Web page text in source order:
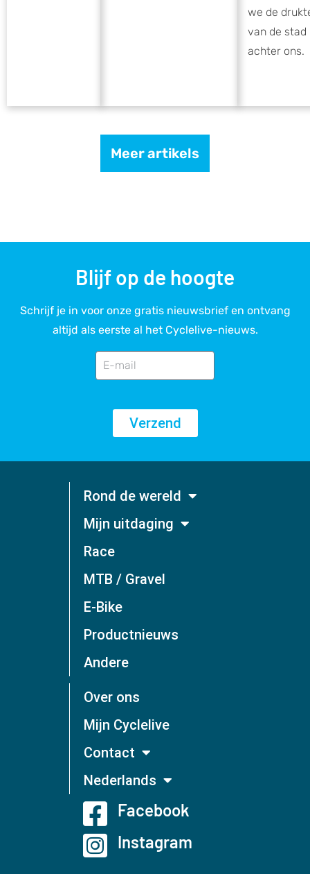
we de
van de stad
achter ons.
Meer artikels
Blijf op de hoogte
Schrijf je in voor onze gratis nieuwsbrief en ontvang
altijd als eerste al het Cyclelive-nieuws.
Verzend
Rond de wereld
Mijn uitdaging
Race
MTB / Gravel
E-Bike
Productnieuws
Andere
Over ons
Mijn Cyclelive
Contact
Nederlands
Facebook
Instagram